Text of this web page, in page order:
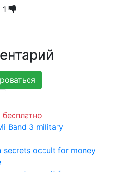
1
Band 3 military
secrets occult for money